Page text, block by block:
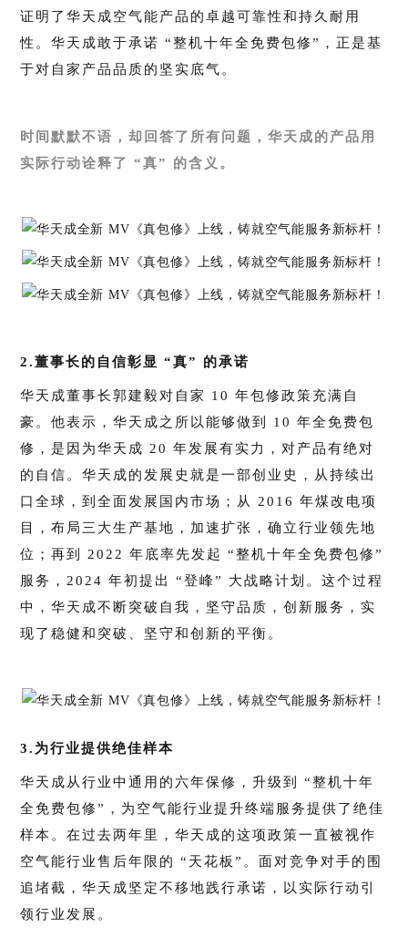
证明了华天成空气能产品的卓越可靠性和持久耐用
性。华天成敢于承诺 “整机十年全免费包修”，正是基
于对自家产品品质的坚实底气。
时间默默不语，却回答了所有问题，华天成的产品用
实际行动诠释了 “真” 的含义。
2.董事长的自信彰显 “真” 的承诺
华天成董事长郭建毅对自家 10 年包修政策充满自
豪。他表示，华天成之所以能够做到 10 年全免费包
修，是因为华天成 20 年发展有实力，对产品有绝对
的自信。华天成的发展史就是一部创业史，从持续出
口全球，到全面发展国内市场；从 2016 年煤改电项
目，布局三大生产基地，加速扩张，确立行业领先地
位；再到 2022 年底率先发起 “整机十年全免费包修”
服务，2024 年初提出 “登峰” 大战略计划。这个过程
中，华天成不断突破自我，坚守品质，创新服务，实
现了稳健和突破、坚守和创新的平衡。
3.为行业提供绝佳样本
华天成从行业中通用的六年保修，升级到 “整机十年
全免费包修”，为空气能行业提升终端服务提供了绝佳
样本。在过去两年里，华天成的这项政策一直被视作
空气能行业售后年限的 “天花板”。面对竞争对手的围
追堵截，华天成坚定不移地践行承诺，以实际行动引
领行业发展。